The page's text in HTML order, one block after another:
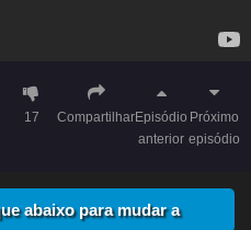
17 CompartilharEpisódio
anterior
Próximo
episódio
abaixo para mudar a